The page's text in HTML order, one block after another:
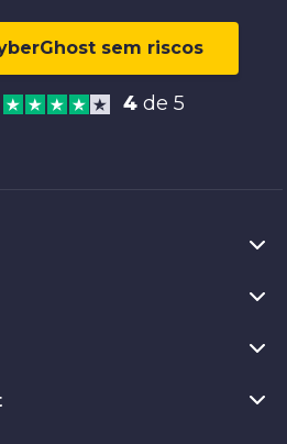
sem riscos
4 de 5